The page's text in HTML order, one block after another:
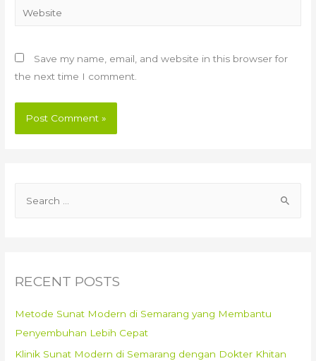
Website
Save my name, email, and website in this browser for
the next time I comment.
h
RECENT POSTS
Metode Sunat Modern di Semarang yang Membantu
Penyembuhan Lebih Cepat
Klinik Sunat Modern di Semarang dengan Dokter Khitan